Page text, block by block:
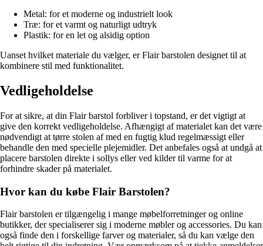
Metal: for et moderne og industrielt look
Træ: for et varmt og naturligt udtryk
Plastik: for en let og alsidig option
Uanset hvilket materiale du vælger, er Flair barstolen designet til at
kombinere stil med funktionalitet.
Vedligeholdelse
For at sikre, at din Flair barstol forbliver i topstand, er det vigtigt at
give den korrekt vedligeholdelse. Afhængigt af materialet kan det være
nødvendigt at tørre stolen af med en fugtig klud regelmæssigt eller
behandle den med specielle plejemidler. Det anbefales også at undgå at
placere barstolen direkte i sollys eller ved kilder til varme for at
forhindre skader på materialet.
Hvor kan du købe Flair Barstolen?
Flair barstolen er tilgængelig i mange møbelforretninger og online
butikker, der specialiserer sig i moderne møbler og accessories. Du kan
også finde den i forskellige farver og materialer, så du kan vælge den